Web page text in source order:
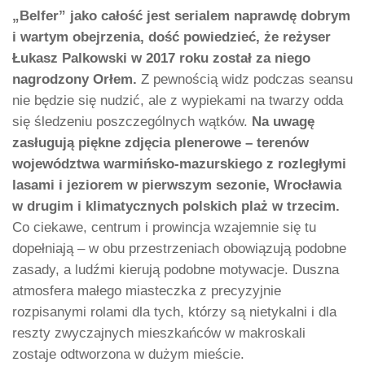
„Belfer” jako całość jest serialem naprawdę dobrym
i wartym obejrzenia, dość powiedzieć, że reżyser
Łukasz Palkowski w 2017 roku został za niego
nagrodzony Orłem. Z pewnością widz podczas seansu
nie będzie się nudzić, ale z wypiekami na twarzy odda
się śledzeniu poszczególnych wątków. Na uwagę
zasługują piękne zdjęcia plenerowe – terenów
województwa warmińsko-mazurskiego z rozległymi
lasami i jeziorem w pierwszym sezonie, Wrocławia
w drugim i klimatycznych polskich plaż w trzecim.
Co ciekawe, centrum i prowincja wzajemnie się tu
dopełniają – w obu przestrzeniach obowiązują podobne
zasady, a ludźmi kierują podobne motywacje. Duszna
atmosfera małego miasteczka z precyzyjnie
rozpisanymi rolami dla tych, którzy są nietykalni i dla
reszty zwyczajnych mieszkańców w makroskali
zostaje odtworzona w dużym mieście.